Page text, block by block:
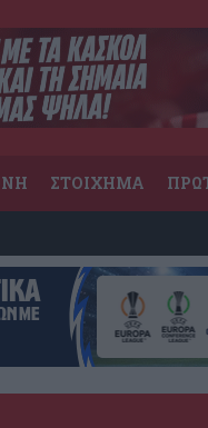
ΣΤΟΙΧΗΜΑ